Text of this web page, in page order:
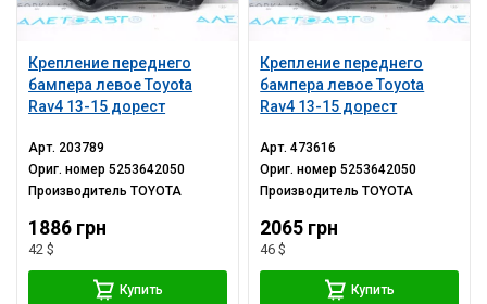
Крепление переднего
бампера левое Toyota
Rav4 13-15 дорест
Арт. 203789
Ориг. номер5253642050
ПроизводительTOYOTA
1886 грн
42 $
Купить
Крепление переднего
бампера левое Toyota
Rav4 13-15 дорест
Арт.473616
Ориг. номер5253642050
ПроизводительTOYOTA
2065 грн
46 $
Купить